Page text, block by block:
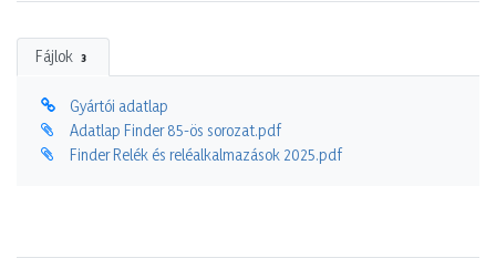
Fájlok 3
Gyártói adatlap
Adatlap Finder 85-ös sorozat.pdf
Finder Relék és reléalkalmazások 2025.pdf